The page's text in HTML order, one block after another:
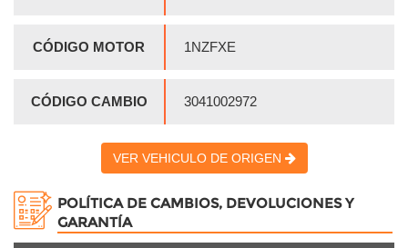
CÓDIGO MOTOR 1NZFXE
CÓDIGO CAMBIO 3041002972
VER VEHICULO DE ORIGEN
POLÍTICA DE CAMBIOS, DEVOLUCIONES Y
GARANTÍA